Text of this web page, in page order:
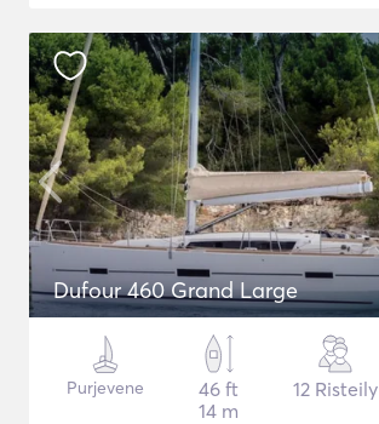
Dufour 460 Grand Large
Purjevene
46 ft
14 m
12 Risteily